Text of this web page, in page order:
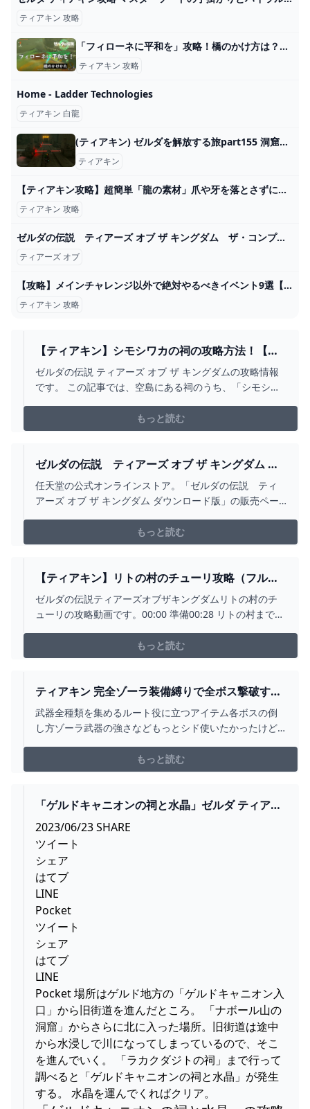
ティアキン 攻略
「フィローネに平和を」攻略！橋のかけ方は？【ティアキン】 とあるゲームブログの軌跡
ティアキン 攻略
Home - Ladder Technologies
ティアキン 白龍
(ティアキン) ゼルダを解放する旅part155 洞窟巡り【ゼルダの伝説ティーアズオブザキングダム 】 - ニコニコ動画
ティアキン
【ティアキン攻略】超簡単「龍の素材」爪や牙を落とさずに簡単に取る方法を紹介します【ティアーズオブザキングダム】 - YouTube
ティアキン 攻略
ゼルダの伝説 ティアーズ オブ ザ キングダム ザ・コンプリートガイド 書籍情報 ファミ通と電撃の攻略本
ティアーズ オブ
【攻略】メインチャレンジ以外で絶対やるべきイベント9選【ゼルダの伝説ティアーズオブザキングダム/ティアキン】【ゆっくり解説】 - YouTube
ティアキン 攻略
【ティアキン】シモシワカの祠の攻略方法！【ゼ
ルダの伝説TOTK】
ゼルダの伝説 ティアーズ オブ ザ キングダムの攻略情報
です。 この記事では、空島にある祠のうち、「シモシワ
もっと読む
ゼルダの伝説 ティアーズ オブ ザ キングダム ダ
ウンロード版 MY NINTENDO STORE（マイニン
テンドーストア）
任天堂の公式オンラインストア。「ゼルダの伝説 ティ
アーズ オブ ザ キングダム ダウンロード版」の販売ペー
ッチ）やゲームソフト、ストア限定、オリジナルの商品
を販売しています。
もっと読む
【ティアキン】リトの村のチューリ攻略（フルテ
ロップ）風の神殿 - YOUTUBE
ゼルダの伝説ティアーズオブザキングダムリトの村のチ
ューリの攻略動画です。00:00 準備00:28 リトの村まで
き)02:28 ガタキサの祠02:53 チューリに会いに行く03:22
ハーツに会いに行く03:52 カルーガ峠鳥望台へ04:26 ヘブ
もっと読む
ティアキン 完全ゾーラ装備縛りで全ボス撃破する
必須知識 ゼルダの伝説 ティアーズ オブ ザ キング
ダム - YOUTUBE
武器全種類を集めるルート役に立つアイテム各ボスの倒
し方ゾーラ武器の強さなどもっとシド使いたかったけど
への陸路や洞窟にいるよ■技の発見者様、コメントいただ
ければ概要欄にリンク等記載させて頂きます#縛りの試練
もっと読む
「ゲルドキャニオンの祠と水晶」ゼルダ ティアキ
ン攻略「ほこらチャレンジ編」【ゼルダの伝説テ
ィアーズオブザキングダム攻略】
GAMEGAMINGGAMES
2023/06/23 SHARE
ツイート
シェア
はてブ
LINE
Pocket
ツイート
シェア
はてブ
LINE
Pocket 場所はゲルド地方の「ゲルドキャニオン入
口」から旧街道を進んだところ。 「ナボール山の
洞窟」からさらに北に入った場所。旧街道は途中
から水浸しで川になってしまっているので、そこ
を進んでいく。 「ラカクダジトの祠」まで行って
調べると「ゲルドキャニオンの祠と水晶」が発生
する。 水晶を運んでくればクリア。